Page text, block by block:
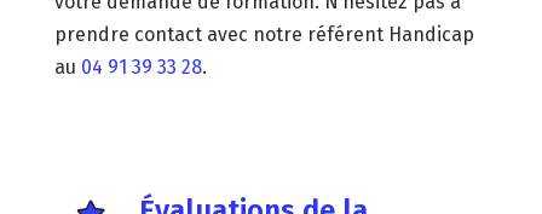
prendre contact avec notre référent Handicap
au 04 91 39 33 28.